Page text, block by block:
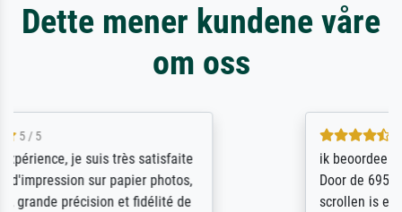
Dette mener kundene våre
om oss
ik beoordeel Meisterdrucke zeer positief.
Door de 69505 beschikbare kunstenaars
scrollen is echter onbegonnen werk (na